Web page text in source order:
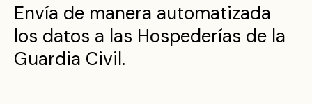
Envía de manera automatizada
los datos a las Hospederías de la
Guardia Civil.